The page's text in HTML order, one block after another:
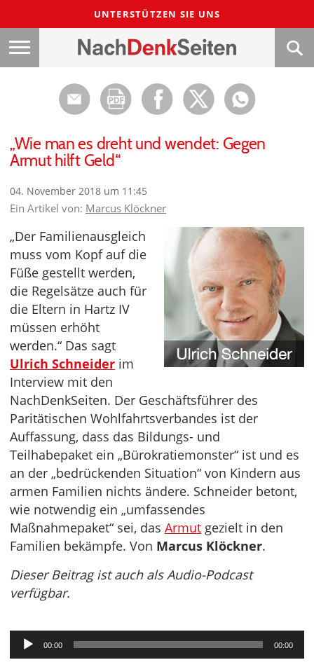
UNTERSTÜTZEN SIE UNS
„Wie man es dreht und wendet: Gegen
Armut hilft Geld“
04. November 2018 um 11:45
Ein Artikel von: Marcus Klöckner
„Der Familienausgleich
muss vom Kopf auf die
Füße gestellt werden,
die Regelsätze auch für
die Eltern in Hartz IV
müssen erhöht
werden.“ Das sagt
Ulrich Schneider im
Interview mit den
NachDenkSeiten. Der Geschäftsführer des
Paritätischen Wohlfahrtsverbandes ist der
Auffassung, dass das Bildungs- und
Teilhabepaket ein „Bürokratiemonster“ ist und es
an der „bedrückenden Situation“ von Kindern aus
armen Familien nichts ändere. Schneider betont,
wie notwendig ein „umfassendes
Maßnahmepaket“ sei, das Armut gezielt in den
Familien bekämpfe. Von Marcus Klöckner.
Dieser Beitrag ist auch als Audio-Podcast
verfügbar.
Audio-
Player
00:00 00:00